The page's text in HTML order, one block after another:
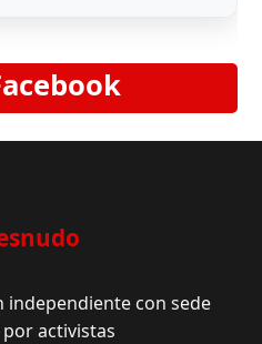
independiente con sede
activistas